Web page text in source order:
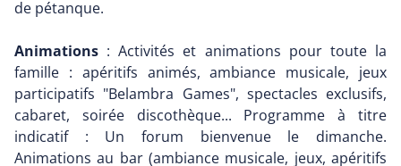
de pétanque.
Animations : Activités et animations pour toute la
famille : apéritifs animés, ambiance musicale, jeux
participatifs "Belambra Games", spectacles exclusifs,
cabaret, soirée discothèque... Programme à titre
indicatif : Un forum bienvenue le dimanche.
Animations au bar (ambiance musicale, jeux, apéritifs